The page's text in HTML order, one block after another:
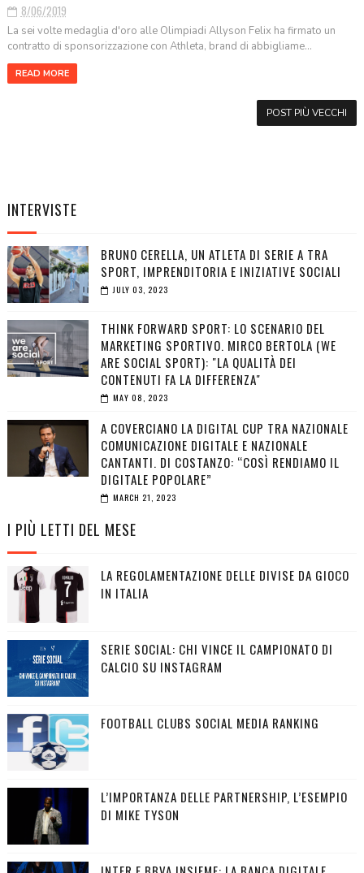
8/06/2019
La sei volte medaglia d'oro alle Olimpiadi Allyson Felix ha firmato un
contratto di sponsorizzazione con Athleta, brand di abbigliame...
READ MORE
POST PIÙ VECCHI
INTERVISTE
BRUNO CERELLA, UN ATLETA DI SERIE A TRA
SPORT, IMPRENDITORIA E INIZIATIVE SOCIALI
JULY 03, 2023
THINK FORWARD SPORT: LO SCENARIO DEL
MARKETING SPORTIVO. MIRCO BERTOLA (WE
ARE SOCIAL SPORT): "LA QUALITÀ DEI
CONTENUTI FA LA DIFFERENZA"
MAY 08, 2023
A COVERCIANO LA DIGITAL CUP TRA NAZIONALE
COMUNICAZIONE DIGITALE E NAZIONALE
CANTANTI. DI COSTANZO: “COSÌ RENDIAMO IL
DIGITALE POPOLARE”
MARCH 21, 2023
I PIÙ LETTI DEL MESE
LA REGOLAMENTAZIONE DELLE DIVISE DA GIOCO
IN ITALIA
SERIE SOCIAL: CHI VINCE IL CAMPIONATO DI
CALCIO SU INSTAGRAM
FOOTBALL CLUBS SOCIAL MEDIA RANKING
L’IMPORTANZA DELLE PARTNERSHIP, L’ESEMPIO
DI MIKE TYSON